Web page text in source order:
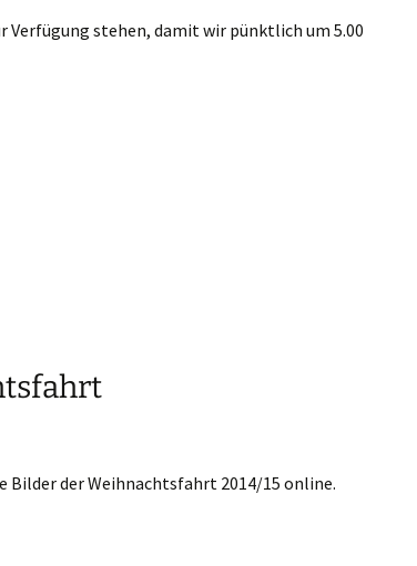
Verfügung stehen, damit wir pünktlich um 5.00
Bilder der Weihnachtsfahrt 2014/15 online.